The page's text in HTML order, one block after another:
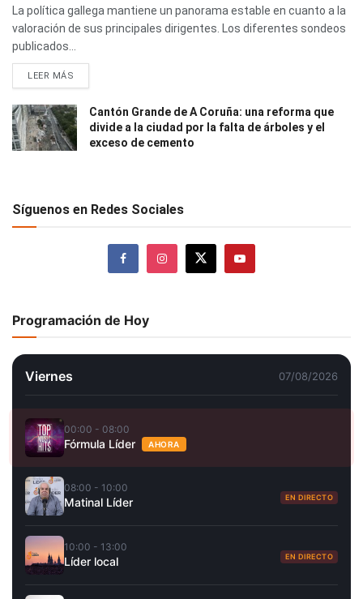
La política gallega mantiene un panorama estable en cuanto a la
valoración de sus principales dirigentes. Los diferentes sondeos
publicados...
LEER MÁS
Cantón Grande de A Coruña: una reforma que
divide a la ciudad por la falta de árboles y el
exceso de cemento
Síguenos en Redes Sociales
Programación de Hoy
Viernes 07/08/2026
00:00 - 08:00
Fórmula Líder AHORA
08:00 - 10:00
Matinal Líder EN DIRECTO
10:00 - 13:00
Líder local EN DIRECTO